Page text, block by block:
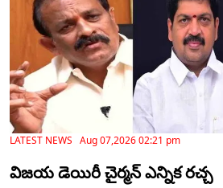
LATEST NEWS Aug 07,2026 02:21 pm
విజయ డెయిరీ చైర్మన్ ఎన్నిక రచ్చ